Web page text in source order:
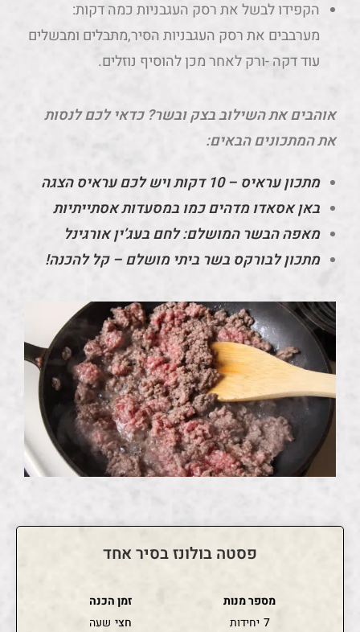
הקפידו לבשל את רסק העגבניות כמה דקות:
מערבבים את רסק העגבניות הסיר,מתבלים ומבשלים
עוד דקה -ורק לאחר מכן להוסיף נוזלים.
אוהבים את השילוב בצק ובשר? כדאי לכם לנסות
את המתכונים הבאים:
מתכון עראיס – 10 דקות ויש לכם עראיס הצגה
באן אסאדו מדהים כמו במסעדות אסתייתיות
מאפה הבשר המושלם: לחם בעג’ין אורגינל
מתכון לבורקס בשר ביתי מושלם – קל להכנה!
פסטה בולונז בסיר אחד
מספר מנות
7 יחידות
זמן הכנה
חצי שעה